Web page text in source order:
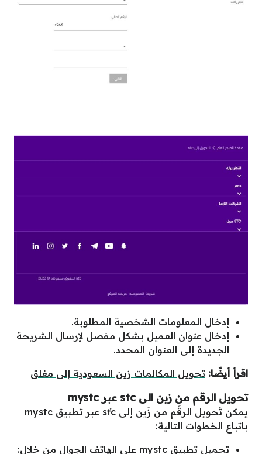
إدخال المعلومات الشخصية المطلوبة.
إدخال عنوان العميل بشكل مفصل لإرسال الشريحة
الجديدة إلى العنوان المحدد.
اقرأ أيضًا: تحويل المكالمات زين السعودية إلى مغلق
تحويل الرقم من زين الى stc عبر mystc
يمكن تَحويل الرقَم من زَين إلى sťc عبر تطبيق mystc
باتباع الخطوات التالية:
تحميل تطبيق mystc على الهاتف الجوال من خلال: